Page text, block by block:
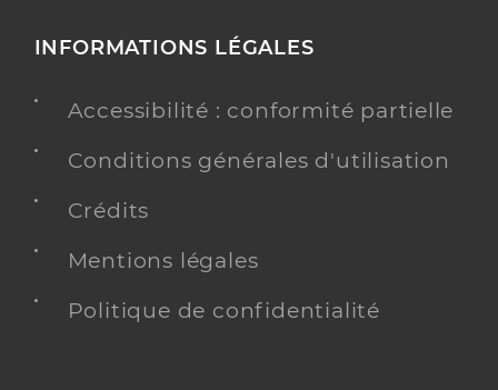
INFORMATIONS LÉGALES
Accessibilité : conformité partielle
Conditions générales d'utilisation
Crédits
Mentions légales
Politique de confidentialité